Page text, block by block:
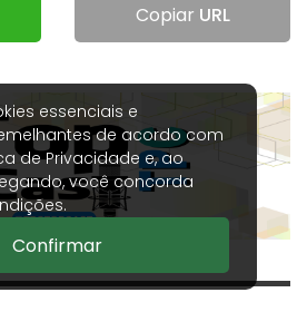
Copiar URL
essenciais e
de acordo com
de Privacidadee, ao
você concorda
Confirmar